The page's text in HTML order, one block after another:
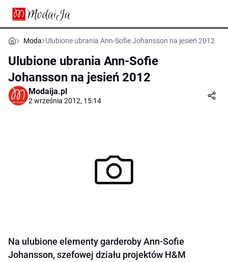
Moda Ulubione ubrania Ann-Sofie Johansson na jesień 2012
Ulubione ubrania Ann-Sofie
Johansson na jesień 2012
Modaija.pl
2 września 2012, 15:14
Na ulubione elementy garderoby Ann-Sofie
Johansson, szefowej działu projektów H&M